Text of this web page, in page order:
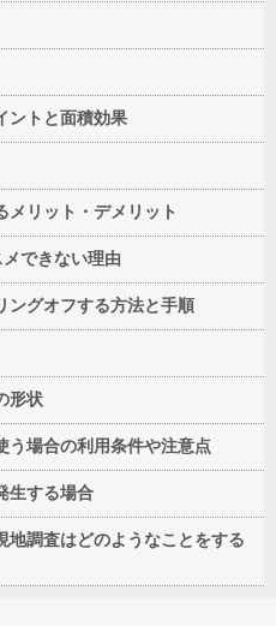
ントと面積効果
メリット・デメリット
できない理由
ングオフする方法と手順
形状
う場合の利用条件や注意点
生する場合
地調査はどのようなことをする